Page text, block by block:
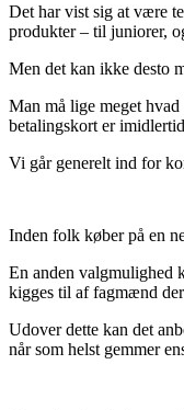
Det har vist sig at være
produkter – til juniorer,
Men det kan ikke desto
Man må lige meget
betalingskort er
Vi går generelt ind for
Inden folk køber på en
En anden valgmulighed
kigges til af fagmænd
Udover dette kan det
når som helst gemmer